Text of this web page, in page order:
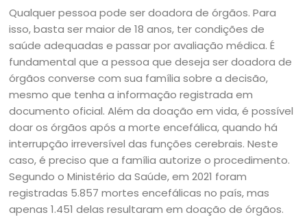
Qualquer pessoa pode ser doadora de órgãos. Para
isso, basta ser maior de 18 anos, ter condições de
saúde adequadas e passar por avaliação médica. É
fundamental que a pessoa que deseja ser doadora de
órgãos converse com sua família sobre a decisão,
mesmo que tenha a informação registrada em
documento oficial. Além da doação em vida, é possível
doar os órgãos após a morte encefálica, quando há
interrupção irreversível das funções cerebrais. Neste
caso, é preciso que a família autorize o procedimento.
Segundo o Ministério da Saúde, em 2021 foram
registradas 5.857 mortes encefálicas no país, mas
apenas 1.451 delas resultaram em doação de órgãos.